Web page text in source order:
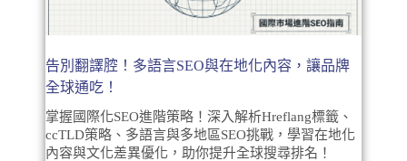
告別翻譯腔！多語言SEO與在地化內容，讓品牌
全球通吃！
掌握國際化SEO進階策略！深入解析Hreflang標籤、
ccTLD策略、多語言與多地區SEO挑戰，學習在地化
內容與文化差異優化，助你提升全球搜尋排名！